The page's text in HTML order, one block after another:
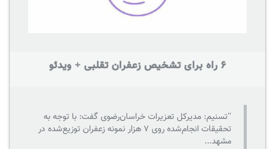
6 راه برای تشخیص زعفران تقلبی + ویدئو
"تسنیم: مدیرکل تعزیرات خراسان‌رضوی گفت: با توجه به
تحقیقات انجام‌شده روی 7 هزار نمونه زعفران توزیع‌شده در
مشهد...